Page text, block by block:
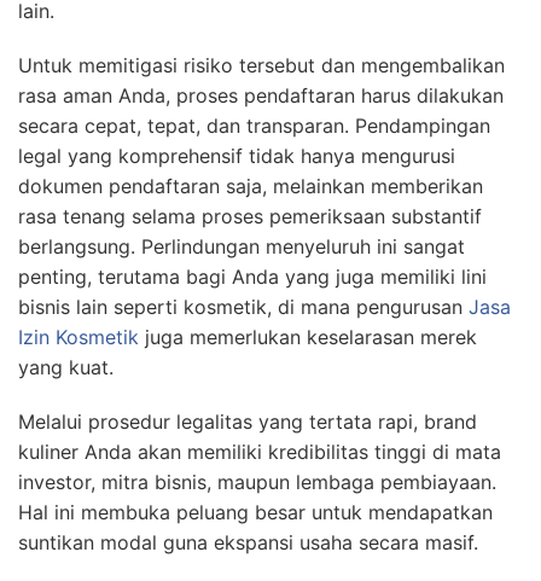
lain.
Untuk memitigasi risiko tersebut dan mengembalikan
rasa aman Anda, proses pendaftaran harus dilakukan
secara cepat, tepat, dan transparan. Pendampingan
legal yang komprehensif tidak hanya mengurusi
dokumen pendaftaran saja, melainkan memberikan
rasa tenang selama proses pemeriksaan substantif
berlangsung. Perlindungan menyeluruh ini sangat
penting, terutama bagi Anda yang juga memiliki lini
bisnis lain seperti kosmetik, di mana pengurusan Jasa
Izin Kosmetik juga memerlukan keselarasan merek
yang kuat.
Melalui prosedur legalitas yang tertata rapi, brand
kuliner Anda akan memiliki kredibilitas tinggi di mata
investor, mitra bisnis, maupun lembaga pembiayaan.
Hal ini membuka peluang besar untuk mendapatkan
suntikan modal guna ekspansi usaha secara masif.